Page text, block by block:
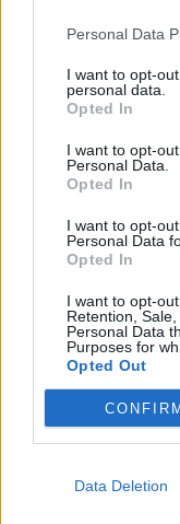
Personal Data
I want to opt-
personal data.
Opted In
I want to opt-
Personal Data.
Opted In
I want to opt-
Personal Data
Opted In
I want to opt-
Retention,
Personal Data
Purposes for
Opted Out
Data Deletion